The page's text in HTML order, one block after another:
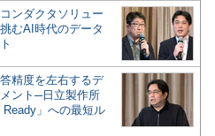
ンダクタソリュー
むAI時代のデータ
精度を左右するデ
ント─日立製作所
」への最短ル